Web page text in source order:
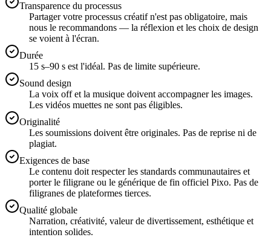
Transparence du processus
Partager votre processus créatif n'est pas obligatoire, mais
nous le recommandons — la réflexion et les choix de design
se voient à l'écran.
Durée
15 s–90 s est l'idéal. Pas de limite supérieure.
Sound design
La voix off et la musique doivent accompagner les images.
Les vidéos muettes ne sont pas éligibles.
Originalité
Les soumissions doivent être originales. Pas de reprise ni de
plagiat.
Exigences de base
Le contenu doit respecter les standards communautaires et
porter le filigrane ou le générique de fin officiel Pixo. Pas de
filigranes de plateformes tierces.
Qualité globale
Narration, créativité, valeur de divertissement, esthétique et
intention solides.